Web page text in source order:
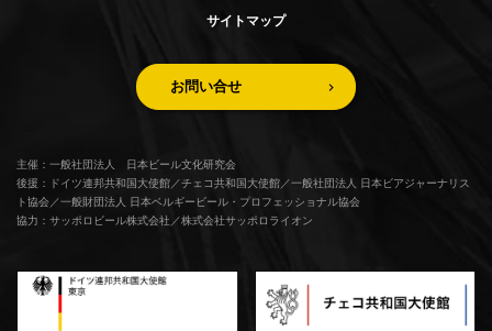
サイトマップ
お問い合せ
主催：一般社団法人 日本ビール文化研究会
後援：ドイツ連邦共和国大使館／チェコ共和国大使館／一般社団法人 日本ビアジャーナリス
ト協会／一般財団法人 日本ベルギービール・プロフェッショナル協会
協力：サッポロビール株式会社／株式会社サッポロライオン